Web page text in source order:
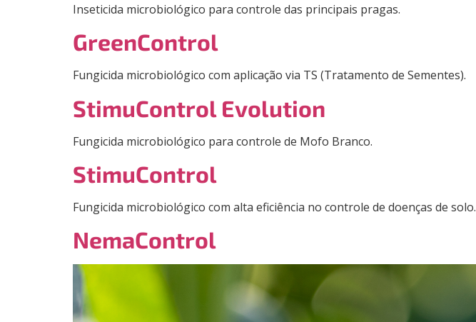
Inseticida microbiológico para controle das principais pragas.
GreenControl
Fungicida microbiológico com aplicação via TS (Tratamento de Sementes).
StimuControl Evolution
Fungicida microbiológico para controle de Mofo Branco.
StimuControl
Fungicida microbiológico com alta eficiência no controle de doenças de solo.
NemaControl